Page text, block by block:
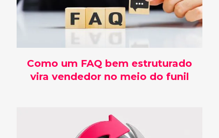
Como um FAQ bem estruturado
vira vendedor no meio do funil